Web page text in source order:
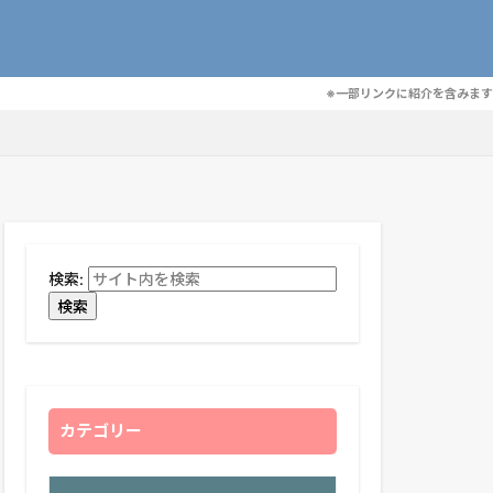
※一部リンクに紹介を含みます
検索:
検索
カテゴリー